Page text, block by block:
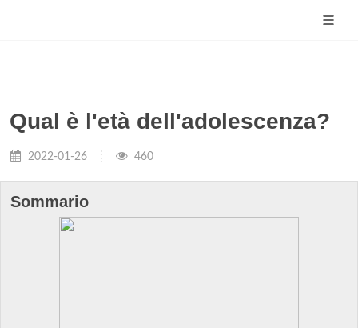
Qual è l'età dell'adolescenza?
2022-01-26 460
Sommario